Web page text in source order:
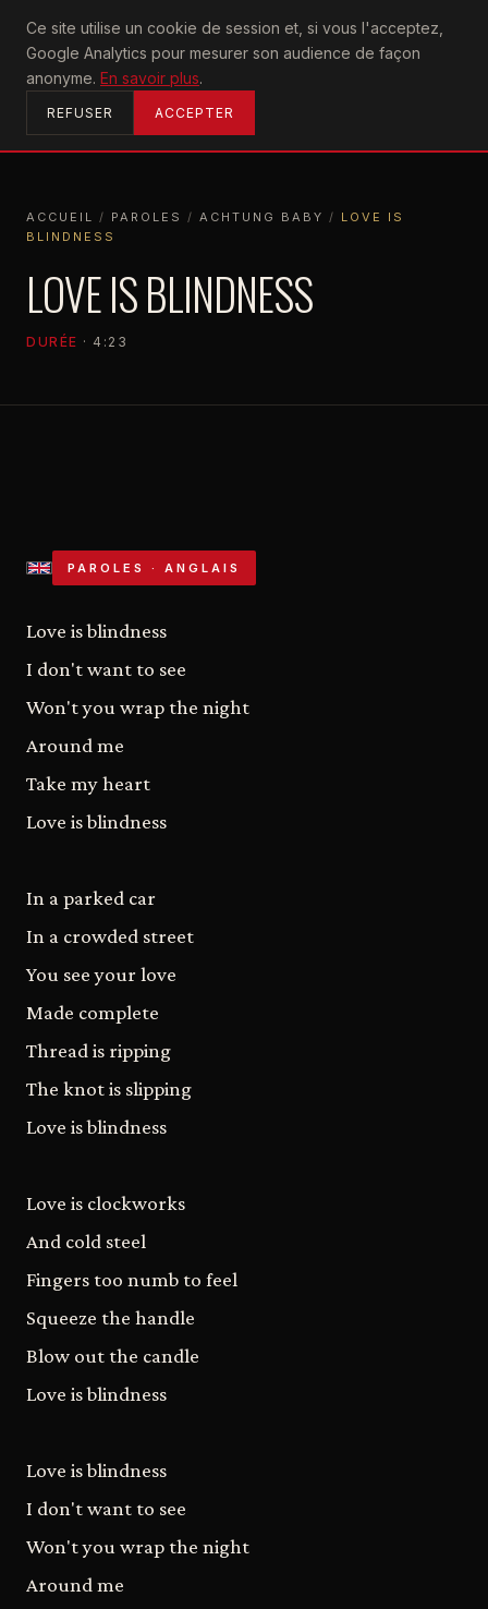
Ce site utilise un cookie de session et, si vous l'acceptez,
Google Analytics pour mesurer son audience de façon
anonyme. En savoir plus.
REFUSER ACCEPTER
U2achtung
ACCUEIL
ACCUEIL / PAROLES / ACHTUNG BABY / LOVE IS
BLINDNESS
LOVE IS BLINDNESS
DURÉE · 4:23
PAROLES · ANGLAIS
Love is blindness
I don't want to see
Won't you wrap the night
Around me
Take my heart
Love is blindness
In a parked car
In a crowded street
You see your love
Made complete
Thread is ripping
The knot is slipping
Love is blindness
Love is clockworks
And cold steel
Fingers too numb to feel
Squeeze the handle
Blow out the candle
Love is blindness
Love is blindness
I don't want to see
Won't you wrap the night
Around me